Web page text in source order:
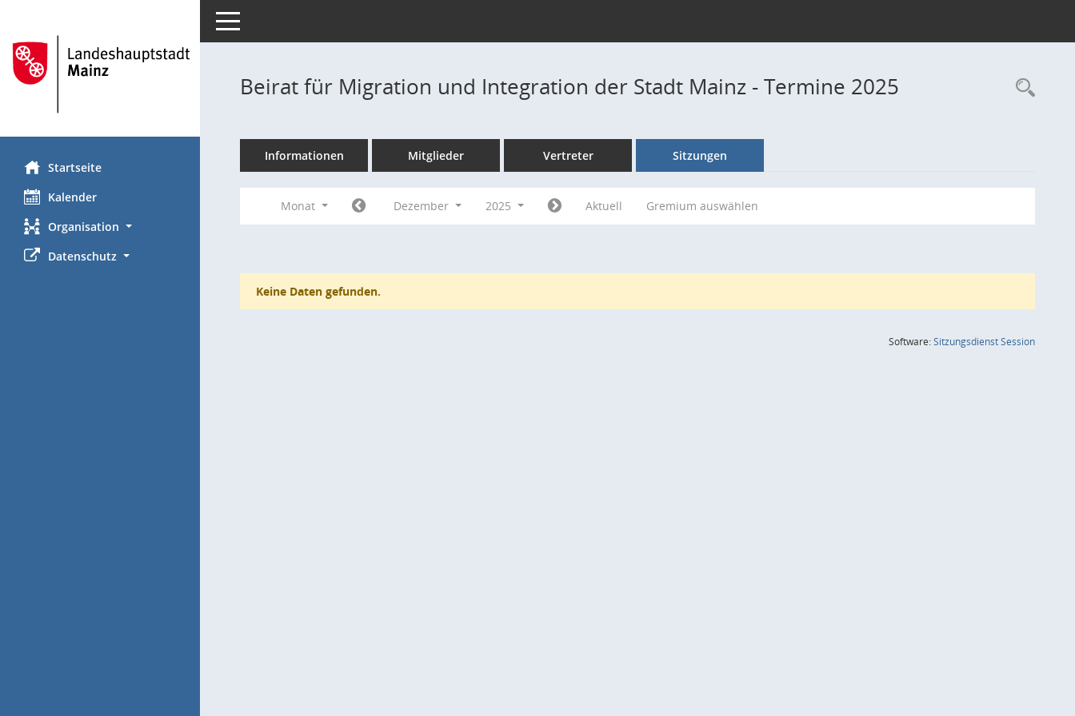
Startseite
Kalender
Organisation
Datenschutz
Toggle navigation
Beirat für Migration und Integration der Stadt Mainz - Termine 2025
Informationen Mitglieder Vertreter Sitzungen
Monat Dezember 2025 Aktuell Gremium auswählen
Keine Daten gefunden.
Software:SitzungsdienstSession(Wird in